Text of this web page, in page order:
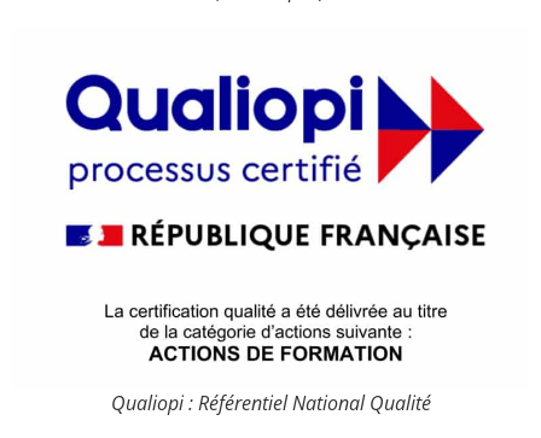
Qualiopi : Référentiel National Qualité